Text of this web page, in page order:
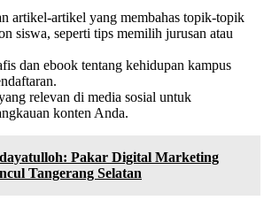
artikel-artikel yang membahas topik-topik
siswa, seperti tips memilih jurusan atau
dan ebook tentang kehidupan kampus
relevan di media sosial untuk
konten Anda.
Pakar Digital Marketing
Tangerang Selatan